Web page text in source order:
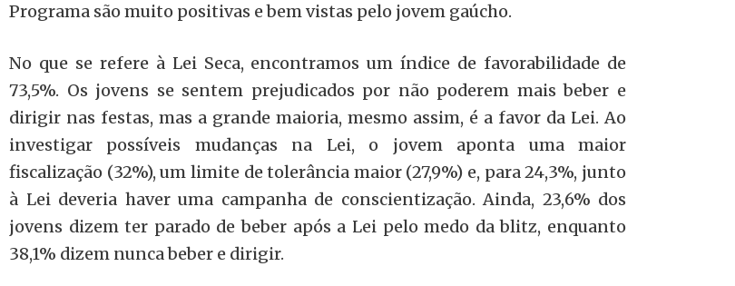
Programa são muito positivas e bem vistas pelo jovem gaúcho.
No que se refere à Lei Seca, encontramos um índice de favorabilidade de
73,5%. Os jovens se sentem prejudicados por não poderem mais beber e
dirigir nas festas, mas a grande maioria, mesmo assim, é a favor da Lei. Ao
investigar possíveis mudanças na Lei, o jovem aponta uma maior
fiscalização (32%), um limite de tolerância maior (27,9%) e, para 24,3%, junto
à Lei deveria haver uma campanha de conscientização. Ainda, 23,6% dos
jovens dizem ter parado de beber após a Lei pelo medo da blitz, enquanto
38,1% dizem nunca beber e dirigir.